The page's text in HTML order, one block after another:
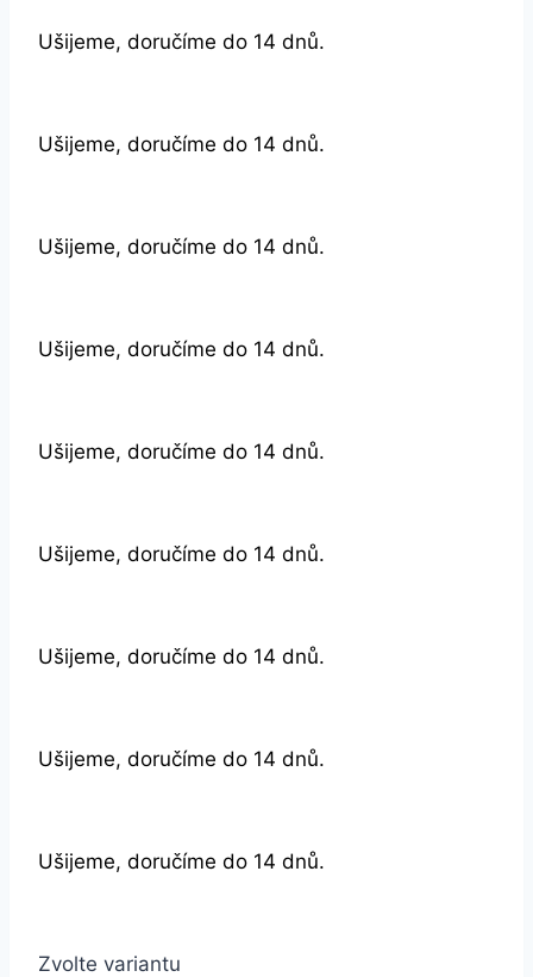
Ušijeme, doručíme do 14 dnů.
Ušijeme, doručíme do 14 dnů.
Ušijeme, doručíme do 14 dnů.
Ušijeme, doručíme do 14 dnů.
Ušijeme, doručíme do 14 dnů.
Ušijeme, doručíme do 14 dnů.
Ušijeme, doručíme do 14 dnů.
Ušijeme, doručíme do 14 dnů.
Ušijeme, doručíme do 14 dnů.
Zvolte variantu